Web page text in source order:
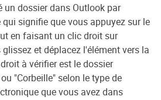
un dossier dans Outlook par
signifie que vous appuyez sur le
en faisant un clic droit sur
et déplacez l'élément vers la
à vérifier est le dossier
"Corbeille" selon le type de
que vous avez dans